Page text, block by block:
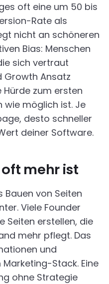
oft eine um 50 bis
Rate als
nicht an schöneren
Bias: Menschen
sich vertraut
Growth Ansatz
zum ersten
wie möglich ist. Je
desto schneller
deiner Software.
mehr ist
Bauen von Seiten
Viele Founder
Seiten erstellen, die
mehr pflegt. Das
und
Stack. Eine
ohne Strategie